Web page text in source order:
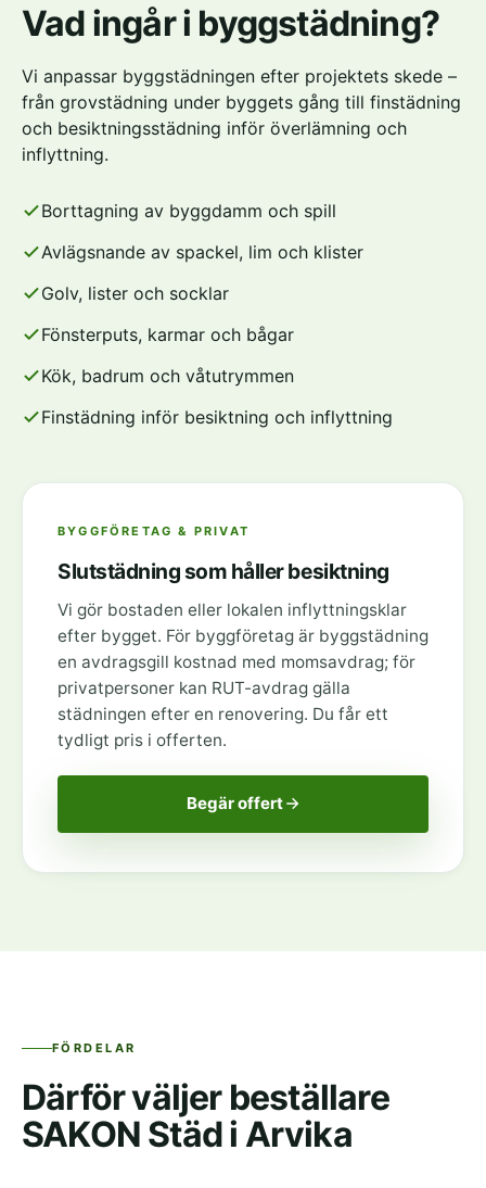
Vad ingår i byggstädning?
Vi anpassar byggstädningen efter projektets skede –
från grovstädning under byggets gång till finstädning
och besiktningsstädning inför överlämning och
inflyttning.
Borttagning av byggdamm och spill
Avlägsnande av spackel, lim och klister
Golv, lister och socklar
Fönsterputs, karmar och bågar
Kök, badrum och våtutrymmen
Finstädning inför besiktning och inflyttning
BYGGFÖRETAG & PRIVAT
Slutstädning som håller besiktning
Vi gör bostaden eller lokalen inflyttningsklar
efter bygget. För byggföretag är byggstädning
en avdragsgill kostnad med momsavdrag; för
privatpersoner kan RUT-avdrag gälla
städningen efter en renovering. Du får ett
tydligt pris i offerten.
Begär offert
FÖRDELAR
Därför väljer beställare
SAKON Städ i Arvika